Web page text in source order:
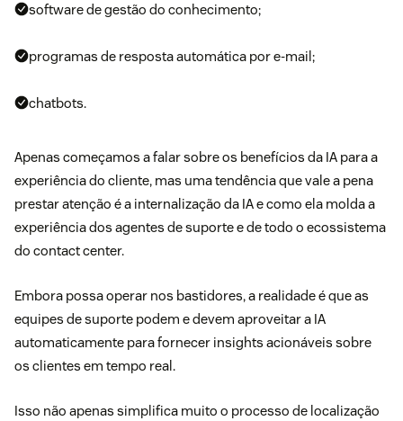
software de gestão do conhecimento;
programas de resposta automática por e-mail;
chatbots.
Apenas começamos a falar sobre os benefícios da IA ​​para a
experiência do cliente, mas uma tendência que vale a pena
prestar atenção é a internalização da IA ​​ecomo ela molda a
experiência dos agentes de suportee de todo o ecossistema
do contact center.
Embora possa operar nos bastidores, a realidade é que as
equipes de suporte podem e devem aproveitar a IA
automaticamente para fornecer insights acionáveis ​​sobre
os clientes em tempo real.
Isso não apenas simplifica muito o processo de localização